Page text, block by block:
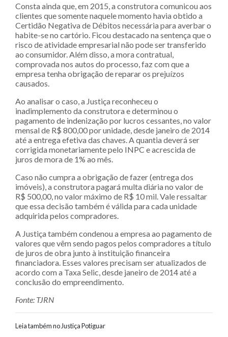
Consta ainda que, em 2015, a construtora comunicou aos
clientes que somente naquele momento havia obtido a
Certidão Negativa de Débitos necessária para averbar o
habite-se no cartório. Ficou destacado na sentença que o
risco de atividade empresarial não pode ser transferido
ao consumidor. Além disso, a mora contratual,
comprovada nos autos do processo, faz com que a
empresa tenha obrigação de reparar os prejuízos
causados.
Ao analisar o caso, a Justiça reconheceu o
inadimplemento da construtora e determinou o
pagamento de indenização por lucros cessantes, no valor
mensal de R$ 800,00 por unidade, desde janeiro de 2014
até a entrega efetiva das chaves. A quantia deverá ser
corrigida monetariamente pelo INPC e acrescida de
juros de mora de 1% ao mês.
Caso não cumpra a obrigação de fazer (entrega dos
imóveis), a construtora pagará multa diária no valor de
R$ 500,00, no valor máximo de R$ 10 mil. Vale ressaltar
que essa decisão também é válida para cada unidade
adquirida pelos compradores.
A Justiça também condenou a empresa ao pagamento de
valores que vêm sendo pagos pelos compradores a título
de juros de obra junto à instituição financeira
financiadora. Esses valores precisam ser atualizados de
acordo com a Taxa Selic, desde janeiro de 2014 até a
conclusão do empreendimento.
Fonte: TJRN
Leia também no Justiça Potiguar